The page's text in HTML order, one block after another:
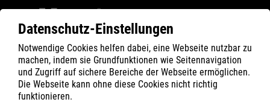
Datenschutz-Einstellungen
Notwendige Cookies helfen dabei, eine Webseite nutzbar zu
machen, indem sie Grundfunktionen wie Seitennavigation
und Zugriff auf sichere Bereiche der Webseite ermöglichen.
Die Webseite kann ohne diese Cookies nicht richtig
funktionieren.
ATLAS Termék keresése
Filter